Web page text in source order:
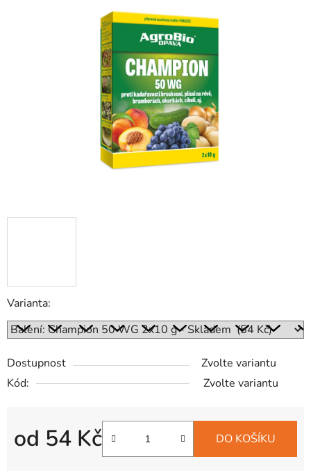
Varianta:
Dostupnost
Zvolte variantu
Kód:
Zvolte variantu
od 54 Kč DO KOŠÍKU